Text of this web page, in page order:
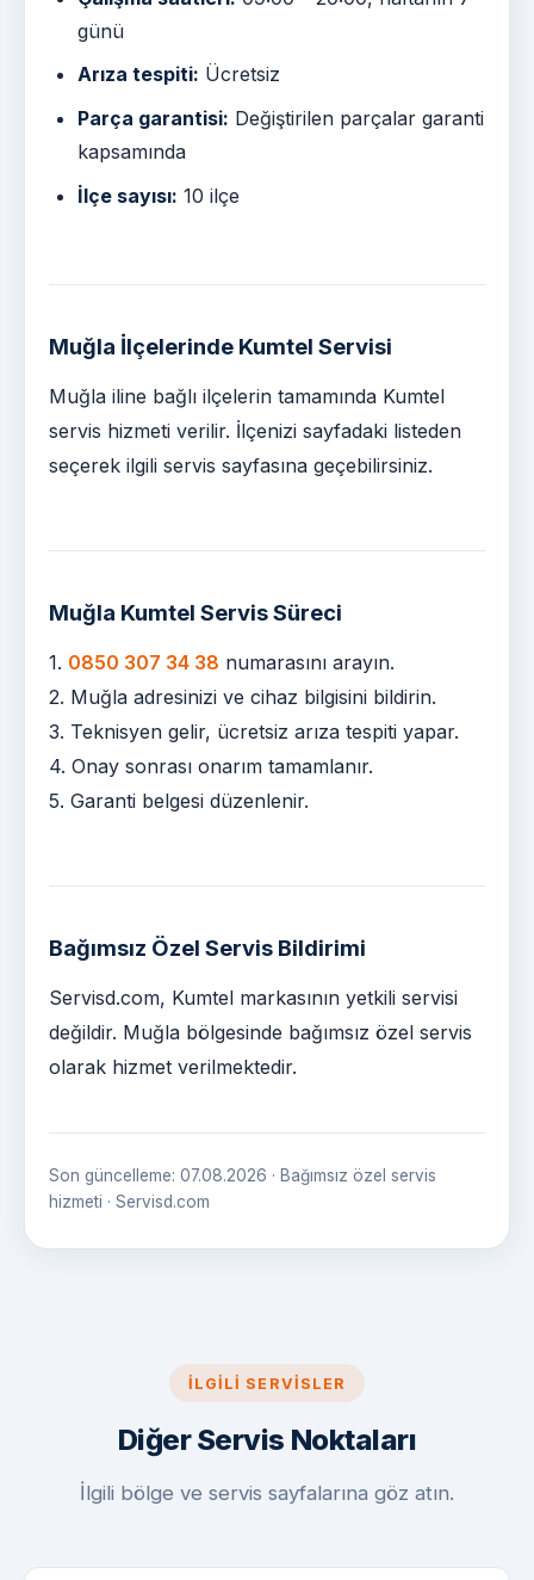
günü
Arıza tespiti: Ücretsiz
Parça garantisi: Değiştirilen parçalar garanti
kapsamında
İlçe sayısı: 10 ilçe
Muğla İlçelerinde Kumtel Servisi
Muğla iline bağlı ilçelerin tamamında Kumtel
servis hizmeti verilir. İlçenizi sayfadaki listeden
seçerek ilgili servis sayfasına geçebilirsiniz.
Muğla Kumtel Servis Süreci
1. 0850 307 34 38 numarasını arayın.
2. Muğla adresinizi ve cihaz bilgisini bildirin.
3. Teknisyen gelir, ücretsiz arıza tespiti yapar.
4. Onay sonrası onarım tamamlanır.
5. Garanti belgesi düzenlenir.
Bağımsız Özel Servis Bildirimi
Servisd.com, Kumtel markasının yetkili servisi
değildir. Muğla bölgesinde bağımsız özel servis
olarak hizmet verilmektedir.
Son güncelleme: 07.08.2026 · Bağımsız özel servis
hizmeti · Servisd.com
İLGILI SERVISLER
Diğer Servis Noktaları
İlgili bölge ve servis sayfalarına göz atın.